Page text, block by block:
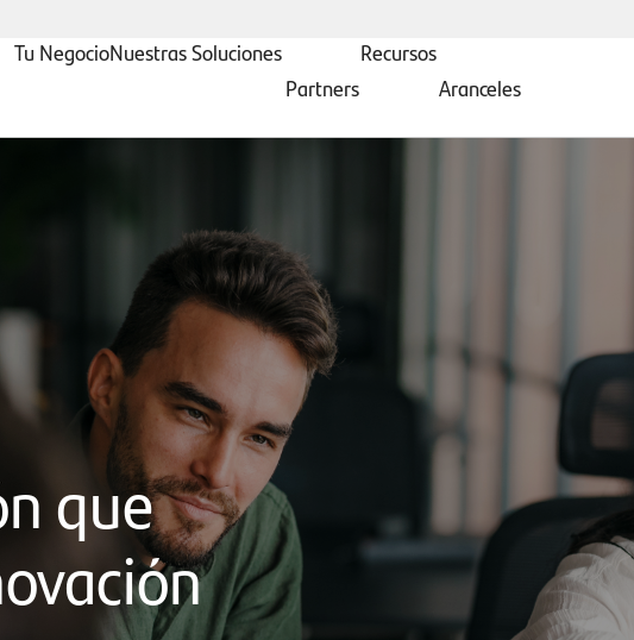
Tu NegocioNuestras Soluciones
Partners
Recursos
Aranceles
que